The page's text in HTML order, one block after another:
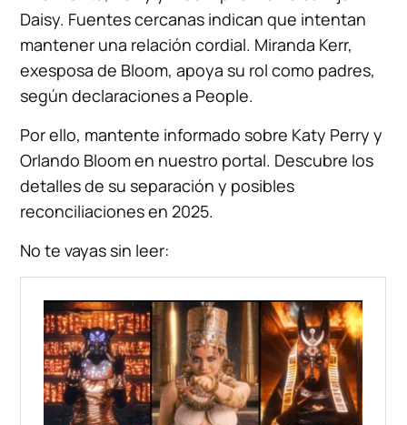
Daisy. Fuentes cercanas indican que intentan
mantener una relación cordial. Miranda Kerr,
exesposa de Bloom, apoya su rol como padres,
según declaraciones a People.
Por ello, mantente informado sobre Katy Perry y
Orlando Bloom en nuestro portal. Descubre los
detalles de su separación y posibles
reconciliaciones en 2025.
No te vayas sin leer: